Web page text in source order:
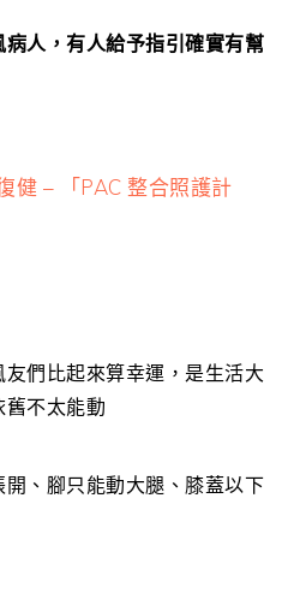
人，有人給予指引確實有幫
健 – 「PAC 整合照護計
們比起來算幸運，是生活大
不太能動
、腳只能動大腿、膝蓋以下